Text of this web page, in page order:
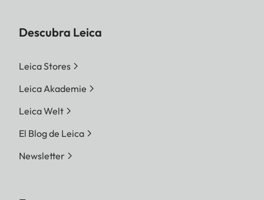
Descubra Leica
Leica Stores
Leica Akademie
Leica Welt
El Blog de Leica
Newsletter